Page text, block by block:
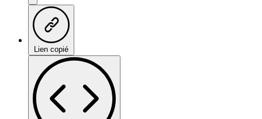
Lien copié